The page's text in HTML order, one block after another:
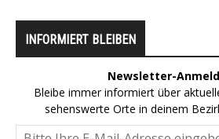
INFORMIERT BLEIBEN
Newsletter-
Bleibe immer informiert über
sehenswerte Orte in deinem